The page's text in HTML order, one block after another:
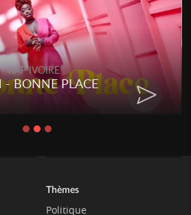
RAP IVOIRE
- BONNE PLACE
Thèmes
Politique